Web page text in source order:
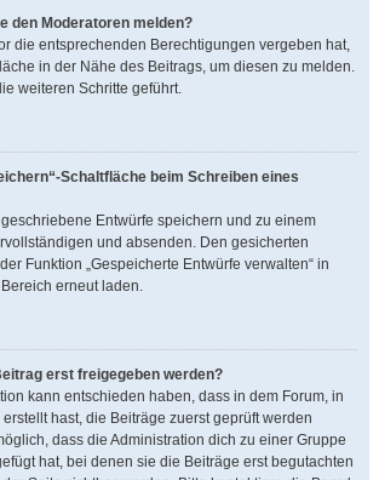
den Moderatoren melden?
die entsprechenden Berechtigungen vergeben hat,
in der Nähe des Beitrags, um diesen zu melden.
weiteren Schritte geführt.
Schaltfläche beim Schreiben eines
Entwürfe speichern und zu einem
und absenden. Den gesicherten
Funktion „Gespeicherte Entwürfe verwalten“ in
erneut laden.
erst freigegeben werden?
kann entschieden haben, dass in dem Forum, in
hast, die Beiträge zuerst geprüft werden
dass die Administration dich zu einer Gruppe
hat, bei denen sie die Beiträge erst begutachten